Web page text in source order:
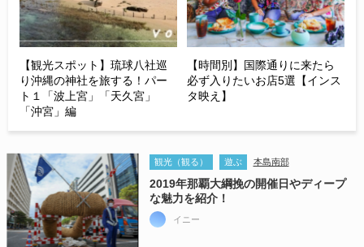
【観光スポット】琉球八社巡
り沖縄の神社を旅する！パー
ト１「波上宮」「天久宮」
「沖宮」編
【時間別】国際通りに来たら
必ず入りたいお店5選【インス
タ映え】
観光（観る） 遊ぶ 本島南部
2019年那覇大綱挽の開催日やディープ
な魅力を紹介！
イニー